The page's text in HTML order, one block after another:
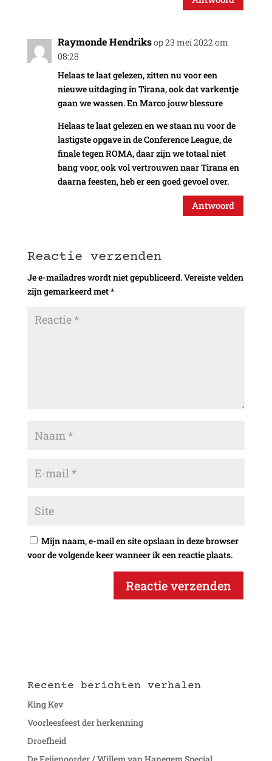
Raymonde Hendriksop 23 mei 2022 om
08:28
Helaas te laat gelezen, zitten nu voor een
nieuwe uitdaging in Tirana, ook dat varkentje
gaan we wassen. En Marco jouw blessure
Helaas te laat gelezen en we staan nu voor de
lastigste opgave in de Conference League, de
finale tegen ROMA, daar zijn we totaal niet
bang voor, ook vol vertrouwen naar Tirana en
daarna feesten, heb er een goed gevoel over.
Antwoord
Reactie verzenden
Je e-mailadres wordt niet gepubliceerd.Vereiste velden
zijn gemarkeerd met*
Mijn naam, e-mail en site opslaan in deze browser
voor de volgende keer wanneer ik een reactie plaats.
Recente berichten verhalen
King Kev
Voorleesfeest der herkenning
Droefheid